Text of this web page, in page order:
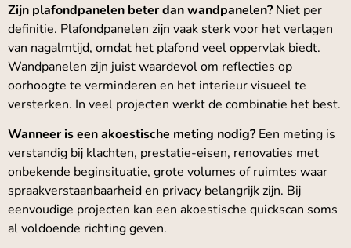
Zijn plafondpanelen beter dan wandpanelen? Niet per
definitie. Plafondpanelen zijn vaak sterk voor het verlagen
van nagalmtijd, omdat het plafond veel oppervlak biedt.
Wandpanelen zijn juist waardevol om reflecties op
oorhoogte te verminderen en het interieur visueel te
versterken. In veel projecten werkt de combinatie het best.
Wanneer is een akoestische meting nodig? Een meting is
verstandig bij klachten, prestatie-eisen, renovaties met
onbekende beginsituatie, grote volumes of ruimtes waar
spraakverstaanbaarheid en privacy belangrijk zijn. Bij
eenvoudige projecten kan een akoestische quickscan soms
al voldoende richting geven.